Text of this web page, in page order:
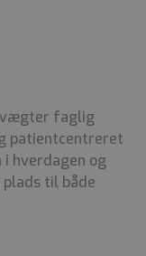
vægter faglig
patientcentreret
hverdagen og
plads til både